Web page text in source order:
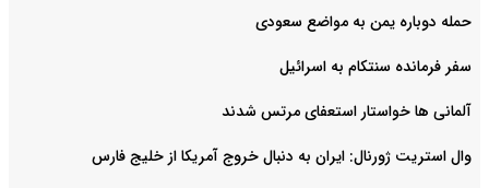
حمله دوباره یمن به مواضع سعودی
سفر فرمانده سنتکام به اسرائیل
آلمانی ها خواستار استعفای مرتس شدند
وال استریت ژورنال: ایران به دنبال خروج آمریکا از خلیج فارس